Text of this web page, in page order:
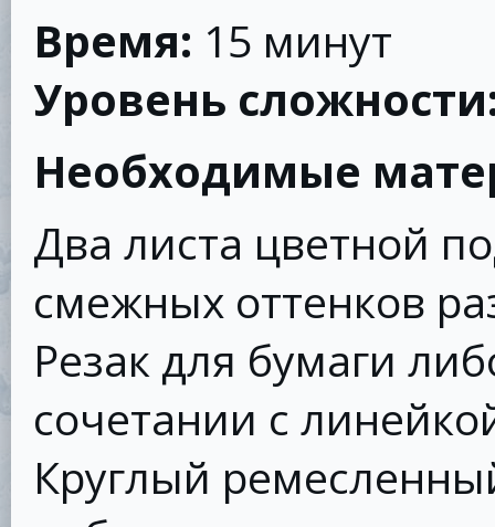
Время: 15 минут
Уровень
Необходимые
Два листа цветной
смежных оттенков
Резак для бумаги
сочетании с
Круглый